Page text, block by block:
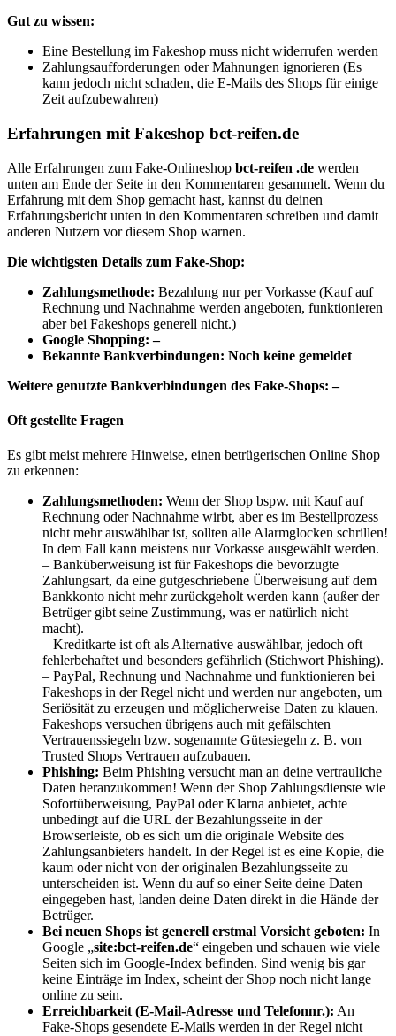
Gut zu wissen:
Eine Bestellung im Fakeshop muss nicht widerrufen werden
Zahlungsaufforderungen oder Mahnungen ignorieren (Es
kann jedoch nicht schaden, die E-Mails des Shops für einige
Zeit aufzubewahren)
Erfahrungen mit Fakeshop bct-reifen.de
Alle Erfahrungen zum Fake-Onlineshop bct-reifen .de werden
unten am Ende der Seite in den Kommentaren gesammelt. Wenn du
Erfahrung mit dem Shop gemacht hast, kannst du deinen
Erfahrungsbericht unten in den Kommentaren schreiben und damit
anderen Nutzern vor diesem Shop warnen.
Die wichtigsten Details zum Fake-Shop:
Zahlungsmethode: Bezahlung nur per Vorkasse (Kauf auf
Rechnung und Nachnahme werden angeboten, funktionieren
aber bei Fakeshops generell nicht.)
Google Shopping: –
Bekannte Bankverbindungen: Noch keine gemeldet
Weitere genutzte Bankverbindungen des Fake-Shops: –
Oft gestellte Fragen
Es gibt meist mehrere Hinweise, einen betrügerischen Online Shop
zu erkennen:
Zahlungsmethoden: Wenn der Shop bspw. mit Kauf auf
Rechnung oder Nachnahme wirbt, aber es im Bestellprozess
nicht mehr auswählbar ist, sollten alle Alarmglocken schrillen!
In dem Fall kann meistens nur Vorkasse ausgewählt werden.
– Banküberweisung ist für Fakeshops die bevorzugte
Zahlungsart, da eine gutgeschriebene Überweisung auf dem
Bankkonto nicht mehr zurückgeholt werden kann (außer der
Betrüger gibt seine Zustimmung, was er natürlich nicht
macht).
– Kreditkarte ist oft als Alternative auswählbar, jedoch oft
fehlerbehaftet und besonders gefährlich (Stichwort Phishing).
– PayPal, Rechnung und Nachnahme und funktionieren bei
Fakeshops in der Regel nicht und werden nur angeboten, um
Seriösität zu erzeugen und möglicherweise Daten zu klauen.
Fakeshops versuchen übrigens auch mit gefälschten
Vertrauenssiegeln bzw. sogenannte Gütesiegeln z. B. von
Trusted Shops Vertrauen aufzubauen.
Phishing: Beim Phishing versucht man an deine vertrauliche
Daten heranzukommen! Wenn der Shop Zahlungsdienste wie
Sofortüberweisung, PayPal oder Klarna anbietet, achte
unbedingt auf die URL der Bezahlungsseite in der
Browserleiste, ob es sich um die originale Website des
Zahlungsanbieters handelt. In der Regel ist es eine Kopie, die
kaum oder nicht von der originalen Bezahlungsseite zu
unterscheiden ist. Wenn du auf so einer Seite deine Daten
eingegeben hast, landen deine Daten direkt in die Hände der
Betrüger.
Bei neuen Shops ist generell erstmal Vorsicht geboten: In
Google „site:bct-reifen.de“ eingeben und schauen wie viele
Seiten sich im Google-Index befinden. Sind wenig bis gar
keine Einträge im Index, scheint der Shop noch nicht lange
online zu sein.
Erreichbarkeit (E-Mail-Adresse und Telefonnr.): An
Fake-Shops gesendete E-Mails werden in der Regel nicht